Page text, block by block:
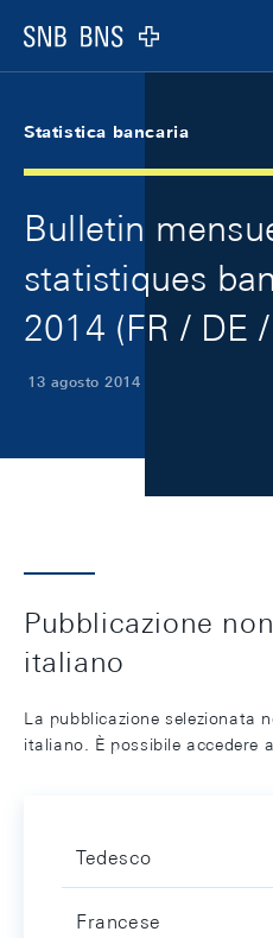
Logo
Statistica bancaria
Bulletin
statistiques
2014 (FR / DE
13 agosto 2014
Pubblicazione
italiano
La pubblicazione selezionata
italiano. È possibile accedere
Tedesco
Francese